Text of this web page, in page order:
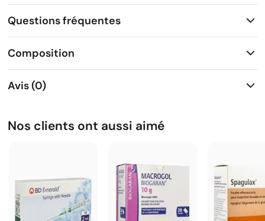
Questions fréquentes
Composition
Avis (0)
Nos clients ont aussi aimé